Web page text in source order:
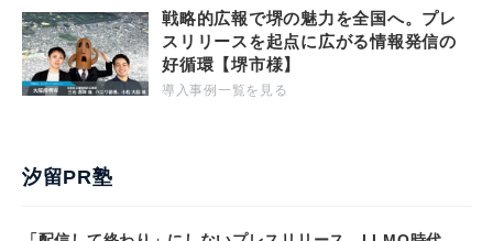
戦略的広報で堺の魅力を全国へ。プレ
スリリースを起点に広がる情報発信の
好循環【堺市様】
導入事例一覧を見る
汐留PR塾